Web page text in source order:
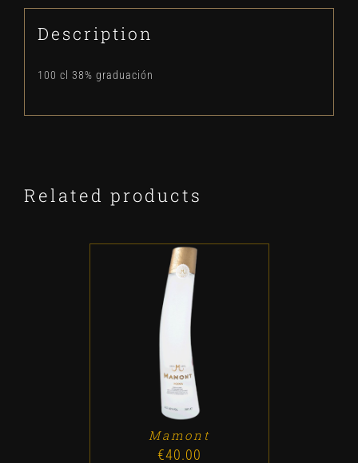
Description
100 cl 38% graduación
Related products
ADD TO CART
Mamont
€40.00